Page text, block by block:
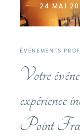
24 MAI
ÉVÉNEMENTS
Votre
expérience
Point